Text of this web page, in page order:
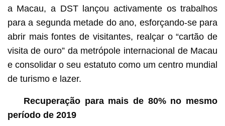
a Macau, a DST lançou activamente os trabalhos
para a segunda metade do ano, esforçando-se para
abrir mais fontes de visitantes, realçar o “cartão de
visita de ouro” da metrópole internacional de Macau
e consolidar o seu estatuto como um centro mundial
de turismo e lazer.
Recuperação para mais de 80% no mesmo
período de 2019